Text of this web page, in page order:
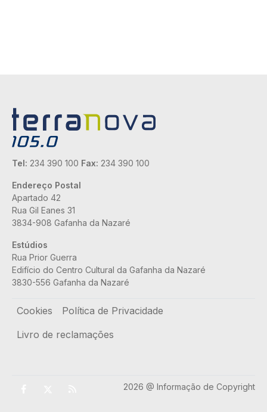
Tel: 234 390 100 Fax: 234 390 100
Endereço Postal
Apartado 42
Rua Gil Eanes 31
3834-908 Gafanha da Nazaré
Estúdios
Rua Prior Guerra
Edifício do Centro Cultural da Gafanha da Nazaré
3830-556 Gafanha da Nazaré
Rodapé
Cookies
Política de Privacidade
Livro de reclamações
2026 @ Informação de Copyright